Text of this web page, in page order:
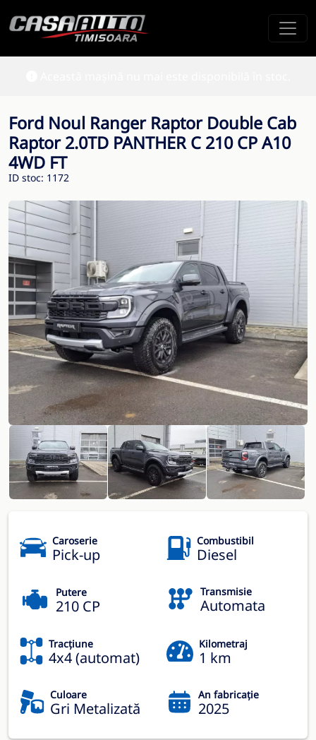
Ford Noul Ranger Raptor Double Cab
Raptor 2.0TD PANTHER C 210 CP A10
4WD FT
ID stoc: 1172
Caroserie
Pick-up
Combustibil
Diesel
Putere
210 CP
Transmisie
Automata
Tracțiune
4x4 (automat)
Kilometraj
1 km
Culoare
Gri Metalizată
An fabricație
2025